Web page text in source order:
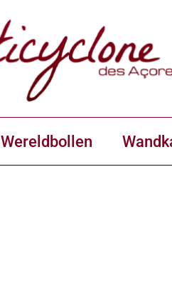
Wereldbollen